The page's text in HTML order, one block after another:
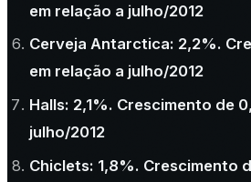
em relação a julho/2012
Cerveja Antarctica: 2,2%.
em relação a julho/2012
Halls: 2,1%. Crescimento de
julho/2012
Chiclets: 1,8%. Crescimento